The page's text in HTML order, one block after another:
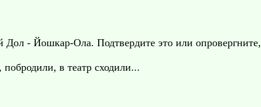
- Йошкар-Ола. Подтвердите это или опровергните,
в театр сходили...